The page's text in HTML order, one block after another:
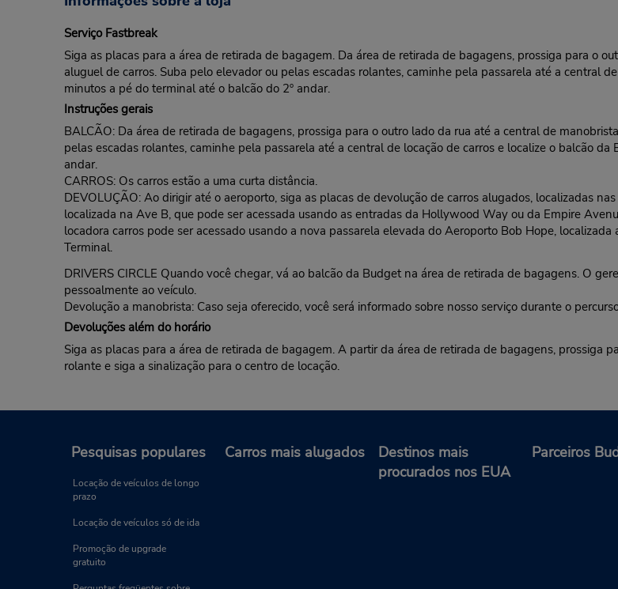
Serviço Fastbreak
Siga as placas para a área de retirada de bagagem. Da área de retirada de bagagens, prossiga para o
aluguel de carros. Suba pelo elevador ou pelas escadas rolantes, caminhe pela passarela até a central
minutos a pé do terminal até o balcão do 2º andar.
Instruções gerais
BALCÃO: Da área de retirada de bagagens, prossiga para o outro lado da rua até a central de
pelas escadas rolantes, caminhe pela passarela até a central de locação de carros e localize o balcão
andar.
CARROS: Os carros estão a uma curta distância.
DEVOLUÇÃO: Ao dirigir até o aeroporto, siga as placas de devolução de carros alugados, localizadas
localizada na Ave B, que pode ser acessada usando as entradas da Hollywood Way ou da Empire
locadora carros pode ser acessado usando a nova passarela elevada do Aeroporto Bob Hope,
Terminal.
DRIVERS CIRCLE Quando você chegar, vá ao balcão da Budget na área de retirada de bagagens. O
pessoalmente ao veículo.
Devolução a manobrista: Caso seja oferecido, você será informado sobre nosso serviço durante o
Devoluções além do horário
Siga as placas para a área de retirada de bagagem. A partir da área de retirada de bagagens, prossiga
rolante e siga a sinalização para o centro de locação.
Pesquisas populares
Locação de veículos de longo
prazo
Locação de veículos só de ida
Promoção de upgrade
gratuito
Carros mais alugados
Destinos mais
procurados nos EUA
Parceiros